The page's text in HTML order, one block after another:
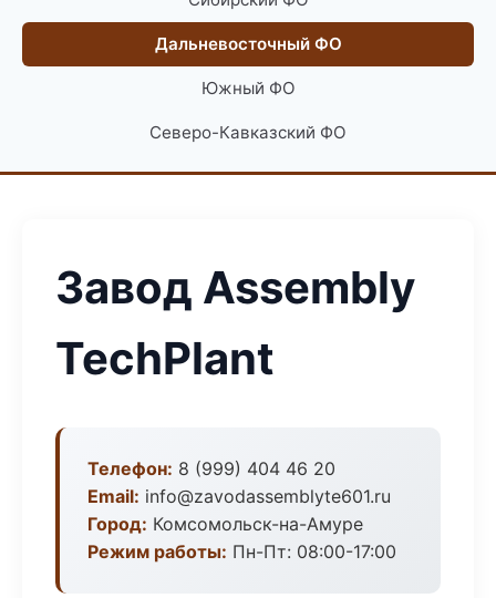
Дальневосточный ФО
Южный ФО
Северо-Кавказский ФО
Завод Assembly
TechPlant
Телефон: 8 (999) 404 46 20
Email: info@zavodassemblyte601.ru
Город: Комсомольск-на-Амуре
Режим работы: Пн-Пт: 08:00-17:00